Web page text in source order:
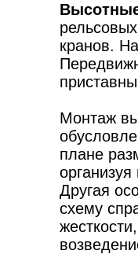
кранов.
Монтаж
плане
Другая
схему